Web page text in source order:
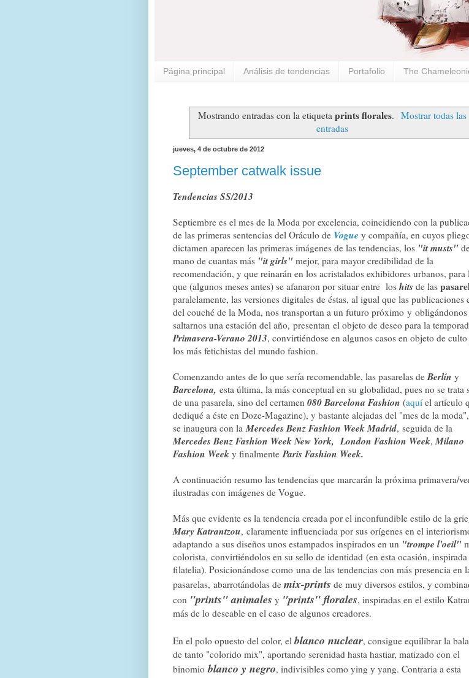
Página principal Análisis de tendencias Portafolio The
Mostrando entradas con la etiquetaprints florales. Mostrar todas las
entradas
jueves, 4 de octubre de 2012
September catwalk issue
Tendencias SS/2013
Septiembre es el mes de la Moda por excelencia, coincidiendo con la
de las primeras sentencias del Oráculo de Vogue y compañía, en cuyos
dictamen aparecen las primeras imágenes de las tendencias, los "it musts"
mano de cuantas más "it girls" mejor, para mayor credibilidad de la
recomendación, y que reinarán en los acristalados exhibidores urbanos, para
que (algunos meses antes) se afanaron por situar entre los hits de las
paralelamente, las versiones digitales de éstas, al igual que las publicaciones
del couché de la Moda, nos transportan a un futuro próximo y obligándonos
saltarnos una estación del año, presentan el objeto de deseo para la
Primavera-Verano 2013, convirtiéndose en algunos casos en objeto de culto
los más fetichistas del mundo fashion.
Comenzando antes de lo que sería recomendable, las pasarelas deBerlín y
Barcelona, esta última, la más conceptual en su globalidad, pues no se trata
de una pasarela, sino del certamen 080 Barcelona Fashion (aquíel artículo
dediqué a éste en Doze-Magazine), y bastante alejadas del "mes de la
se inaugura con laMercedes Benz Fashion Week Madrid, seguida de la
Mercedes Benz Fashion Week New York, London Fashion Week,Milano
Fashion Week y finalmenteParis Fashion Week.
A continuación resumo las tendencias que marcarán la próxima primavera/
ilustradas con imágenes de Vogue.
Más que evidente es la tendencia creada por el inconfundible estilo de la
Mary Katrantzou, claramente influenciada por sus orígenes en el
adaptando a sus diseños unos estampados inspirados en un "trompe l'oeil"
colorista, convirtiéndolos en su sello de identidad (en esta ocasión,
filatelia). Posicionándose como una de las tendencias con más presencia en
pasarelas, abarrotándolas de mix-prints de muy diversos estilos, y
con "prints" animales y "prints" florales, inspiradas en el estilo
más de lo deseable en el caso de algunos creadores.
En el polo opuesto del color, elblanco nuclear, consigue equilibrar la
de tanto "colorido mix", aportando serenidad hasta hastiar, matizado con el
binomioblanco y negro, indivisibles como ying y yang. Contraria a esta